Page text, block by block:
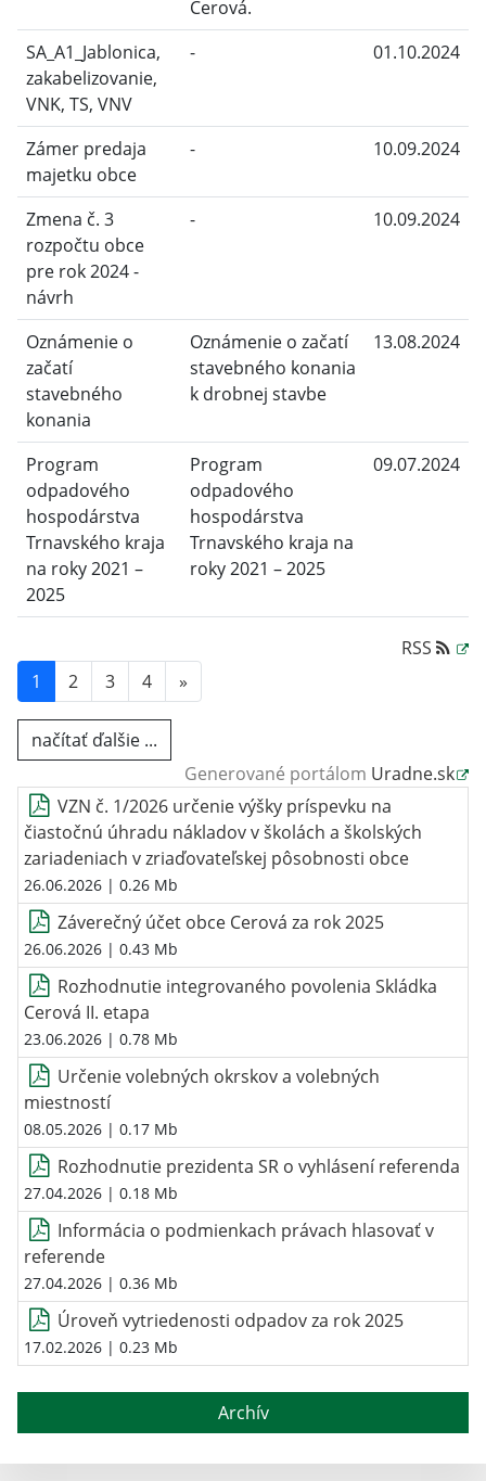
Cerová.
SA_A1_Jablonica,
zakabelizovanie,
VNK, TS, VNV
- 01.10.2024
Zámer predaja
majetku obce
- 10.09.2024
Zmena č. 3
rozpočtu obce
pre rok 2024 -
návrh
- 10.09.2024
Oznámenie o
začatí
stavebného
konania
Oznámenie o začatí
stavebného konania
k drobnej stavbe
13.08.2024
Program
odpadového
hospodárstva
Trnavského kraja
na roky 2021 –
2025
Program
odpadového
hospodárstva
Trnavského kraja na
roky 2021 – 2025
09.07.2024
RSS
1
2 3 4 »
načítať ďalšie ...
Generované portálom Uradne.sk
VZN č. 1/2026 určenie výšky príspevku na
čiastočnú úhradu nákladov v školách a školských
zariadeniach v zriaďovateľskej pôsobnosti obce
26.06.2026 | 0.26 Mb
Záverečný účet obce Cerová za rok 2025
26.06.2026 | 0.43 Mb
Rozhodnutie integrovaného povolenia Skládka
Cerová II. etapa
23.06.2026 | 0.78 Mb
Určenie volebných okrskov a volebných
miestností
08.05.2026 | 0.17 Mb
Rozhodnutie prezidenta SR o vyhlásení referenda
27.04.2026 | 0.18 Mb
Informácia o podmienkach právach hlasovať v
referende
27.04.2026 | 0.36 Mb
Úroveň vytriedenosti odpadov za rok 2025
17.02.2026 | 0.23 Mb
Archív